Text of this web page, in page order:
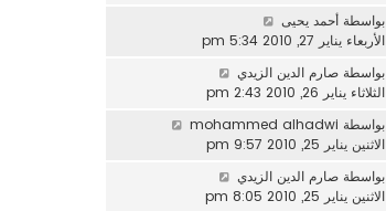
بواسطة أحمد يحيى
الأربعاء يناير 27, 2010 5:34 pm
بواسطة صارم الدين الزيدي
الثلاثاء يناير 26, 2010 2:43 pm
بواسطة mohammed alhadwi
الاثنين يناير 25, 2010 9:57 pm
بواسطة صارم الدين الزيدي
الاثنين يناير 25, 2010 8:05 pm